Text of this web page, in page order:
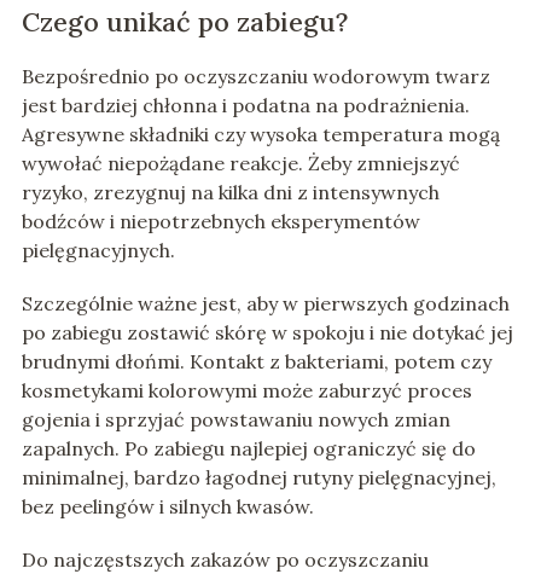
Czego unikać po zabiegu?
Bezpośrednio po oczyszczaniu wodorowym twarz
jest bardziej chłonna i podatna na podrażnienia.
Agresywne składniki czy wysoka temperatura mogą
wywołać niepożądane reakcje. Żeby zmniejszyć
ryzyko, zrezygnuj na kilka dni z intensywnych
bodźców i niepotrzebnych eksperymentów
pielęgnacyjnych.
Szczególnie ważne jest, aby w pierwszych godzinach
po zabiegu zostawić skórę w spokoju i nie dotykać jej
brudnymi dłońmi. Kontakt z bakteriami, potem czy
kosmetykami kolorowymi może zaburzyć proces
gojenia i sprzyjać powstawaniu nowych zmian
zapalnych. Po zabiegu najlepiej ograniczyć się do
minimalnej, bardzo łagodnej rutyny pielęgnacyjnej,
bez peelingów i silnych kwasów.
Do najczęstszych zakazów po oczyszczaniu